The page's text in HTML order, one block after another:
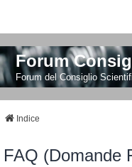
Forum
Forum del Consiglio
Indice
FAQ (Domande